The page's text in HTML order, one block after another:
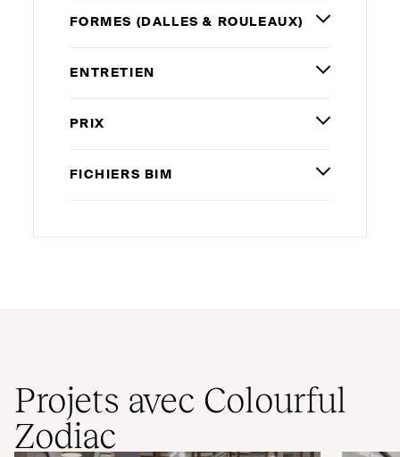
FORMES (DALLES& ROULEAUX)
ENTRETIEN
PRIX
FICHIERS BIM
Projets avec Colourful
Zodiac